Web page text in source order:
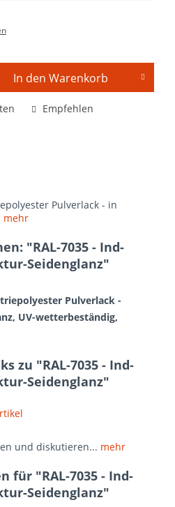
In den Warenkorb
Empfehlen
Pulverlack - in
mehr
"RAL-7035 - Ind-
Seidenglanz"
Pulverlack -
UV-wetterbeständig,
zu "RAL-7035 - Ind-
Seidenglanz"
und diskutieren... mehr
für "RAL-7035 - Ind-
Seidenglanz"